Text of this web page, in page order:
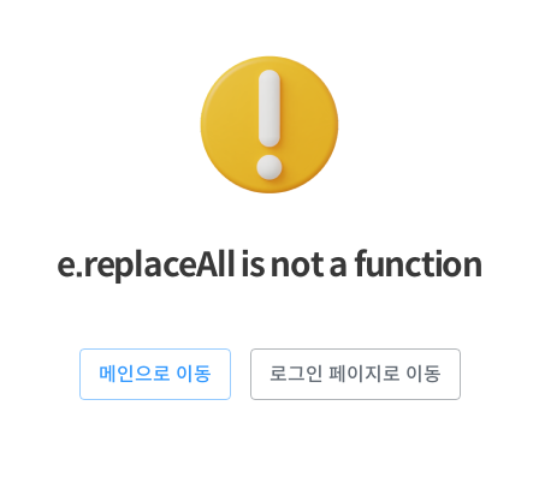
e.replaceAll is not a function
메인으로 이동 로그인 페이지로 이동